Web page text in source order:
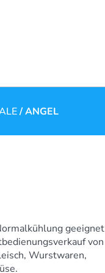
/ ANGEL
geeignet
von
Wurstwaren,